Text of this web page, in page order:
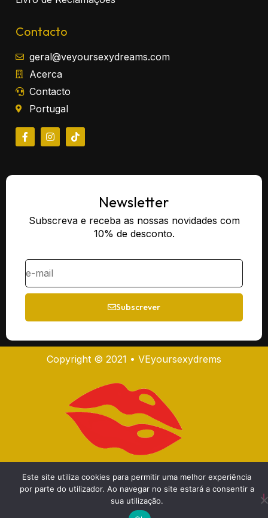
Contacto
geral@veyoursexydreams.com
Acerca
Contacto
Portugal
Newsletter
Subscreva e receba as nossas novidades com
10% de desconto.
Subscrever
Copyright © 2021 • VEyoursexydrems
Este site utiliza cookies para permitir uma melhor experiência
por parte do utilizador. Ao navegar no site estará a consentir a
sua utilização.